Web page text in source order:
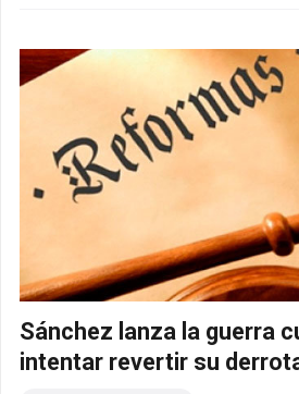
Sánchez lanza la guerra
intentar revertir su